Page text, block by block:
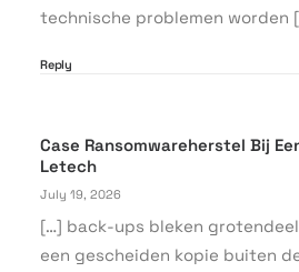
technische problemen worden
Reply
Case Ransomwareherstel Bij
Letech
July 19, 2026
[…] back-ups bleken
een gescheiden kopie buiten